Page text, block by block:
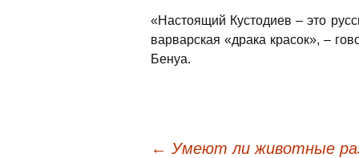
«Настоящий Кустодиев – это
варварская «драка красок», –
Бенуа.
← Умеют ли животные